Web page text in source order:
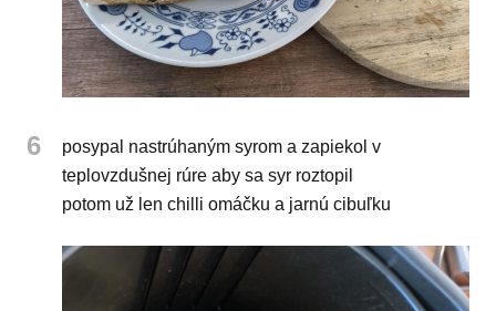
6
posypal nastrúhaným syrom a zapiekol v
teplovzdušnej rúre aby sa syr roztopil
potom už len chilli omáčku a jarnú cibuľku